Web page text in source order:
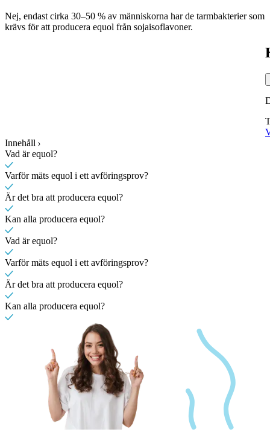
Nej, endast cirka 30–50 % av människorna har de tarmbakterier som
krävs för att producera equol från sojaisoflavoner.
Innehåll
Vad är equol?
Varför mäts equol i ett avföringsprov?
Är det bra att producera equol?
Kan alla producera equol?
Vad är equol?
Varför mäts equol i ett avföringsprov?
Är det bra att producera equol?
Kan alla producera equol?